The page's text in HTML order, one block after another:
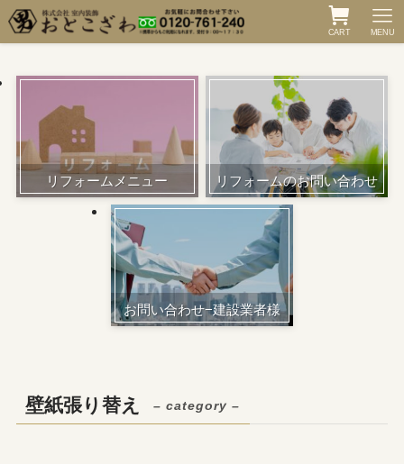
CART MENU
リフォームメニュー リフォームのお問い合わせ
お問い合わせ−建設業者様
壁紙張り替え – category –